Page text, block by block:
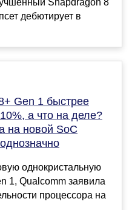
дебютирует в
Gen 1 быстрее
а что на деле?
на новой SoC
однокристальную
1, Qualcomm заявила
процессора на